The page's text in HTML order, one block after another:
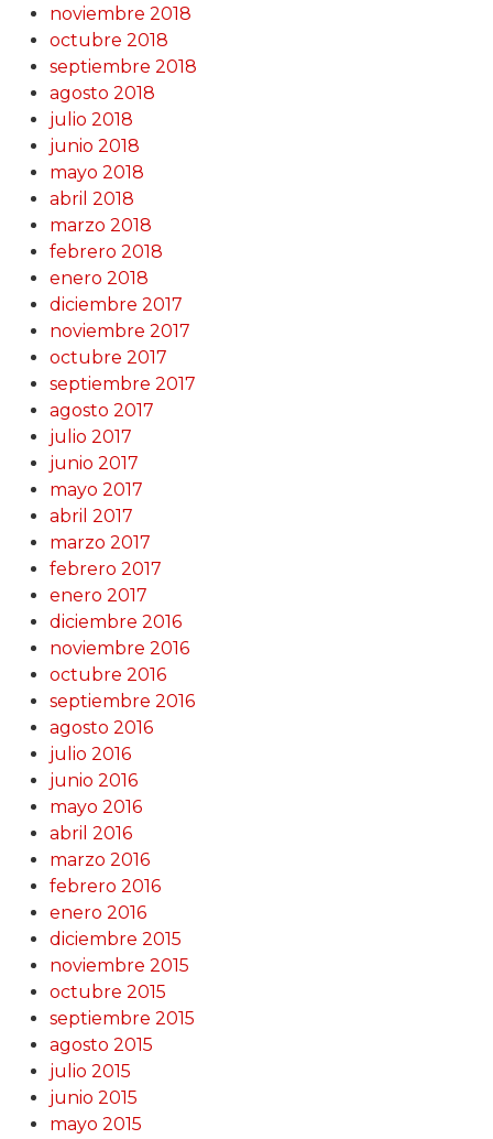
noviembre 2018
octubre 2018
septiembre 2018
agosto 2018
julio 2018
junio 2018
mayo 2018
abril 2018
marzo 2018
febrero 2018
enero 2018
diciembre 2017
noviembre 2017
octubre 2017
septiembre 2017
agosto 2017
julio 2017
junio 2017
mayo 2017
abril 2017
marzo 2017
febrero 2017
enero 2017
diciembre 2016
noviembre 2016
octubre 2016
septiembre 2016
agosto 2016
julio 2016
junio 2016
mayo 2016
abril 2016
marzo 2016
febrero 2016
enero 2016
diciembre 2015
noviembre 2015
octubre 2015
septiembre 2015
agosto 2015
julio 2015
junio 2015
mayo 2015